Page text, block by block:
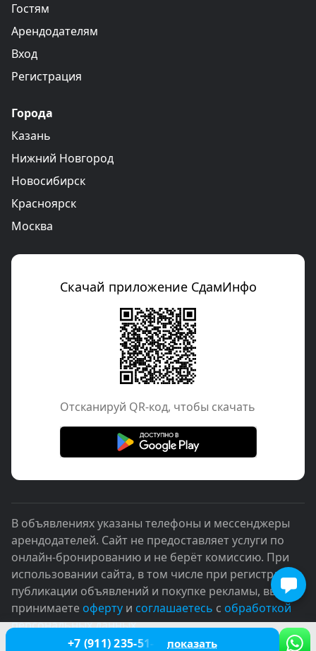
+7 (911) 235-51-10 показать
Гостям
Арендодателям
Вход
Регистрация
Города
Казань
Нижний Новгород
Новосибирск
Красноярск
Москва
Скачай приложение СдамИнфо
Отcканируй QR-код, чтобы скачать
В объявлениях указаны телефоны и мессенджеры
арендодателей. Сайт не предоставляет услуги по
онлайн-бронированию и не берёт комиссию. При
использовании сайта, в том числе при регистрации,
публикации объявлений и покупке рекламы, вы
принимаете оферту и соглашаетесь с обработкой
персональных данных